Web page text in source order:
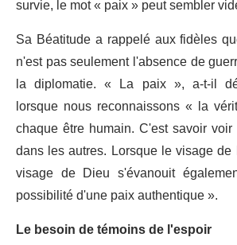
survie, le mot « paix » peut sembler
Sa Béatitude a rappelé aux fidèles
n'est pas seulement l'absence de
la diplomatie. « La paix », a-t-il
lorsque nous reconnaissons « la
chaque être humain. C'est savoir
dans les autres. Lorsque le visage
visage de Dieu s'évanouit
possibilité d'une paix authentique ».
Le besoin de témoins de l'espoir